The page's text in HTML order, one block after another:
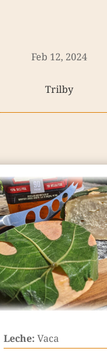
Feb 12, 2024
Trilby
Leche: Vaca